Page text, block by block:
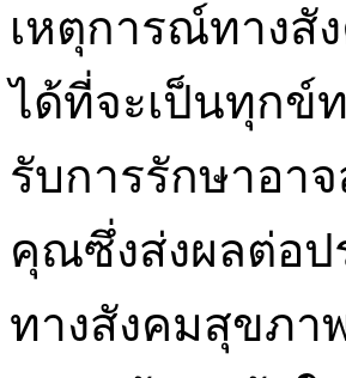
เหตุการณ์ทางสั
ได้ที่จะเป็นทุกข์
รับการรักษาอา
คุณซึ่งส่งผลต่อป
ทางสังคมสุขภา